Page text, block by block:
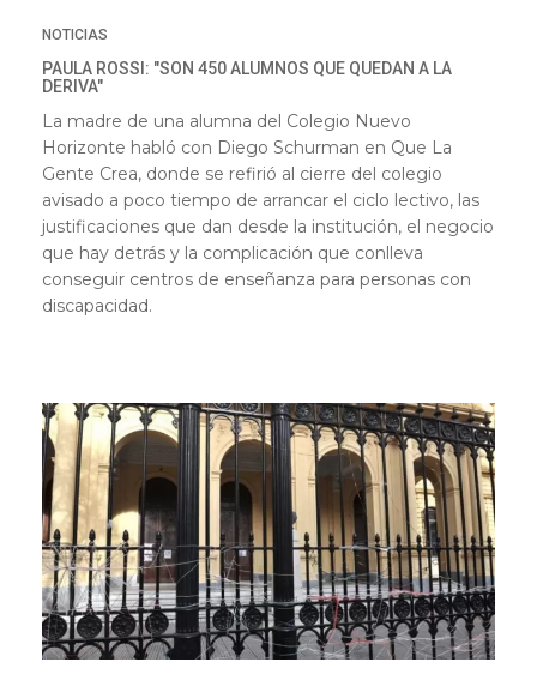
NOTICIAS
PAULA ROSSI: "SON 450 ALUMNOS QUE QUEDAN A LA
DERIVA"
La madre de una alumna del Colegio Nuevo
Horizonte habló con Diego Schurman en Que La
Gente Crea, donde se refirió al cierre del colegio
avisado a poco tiempo de arrancar el ciclo lectivo, las
justificaciones que dan desde la institución, el negocio
que hay detrás y la complicación que conlleva
conseguir centros de enseñanza para personas con
discapacidad.